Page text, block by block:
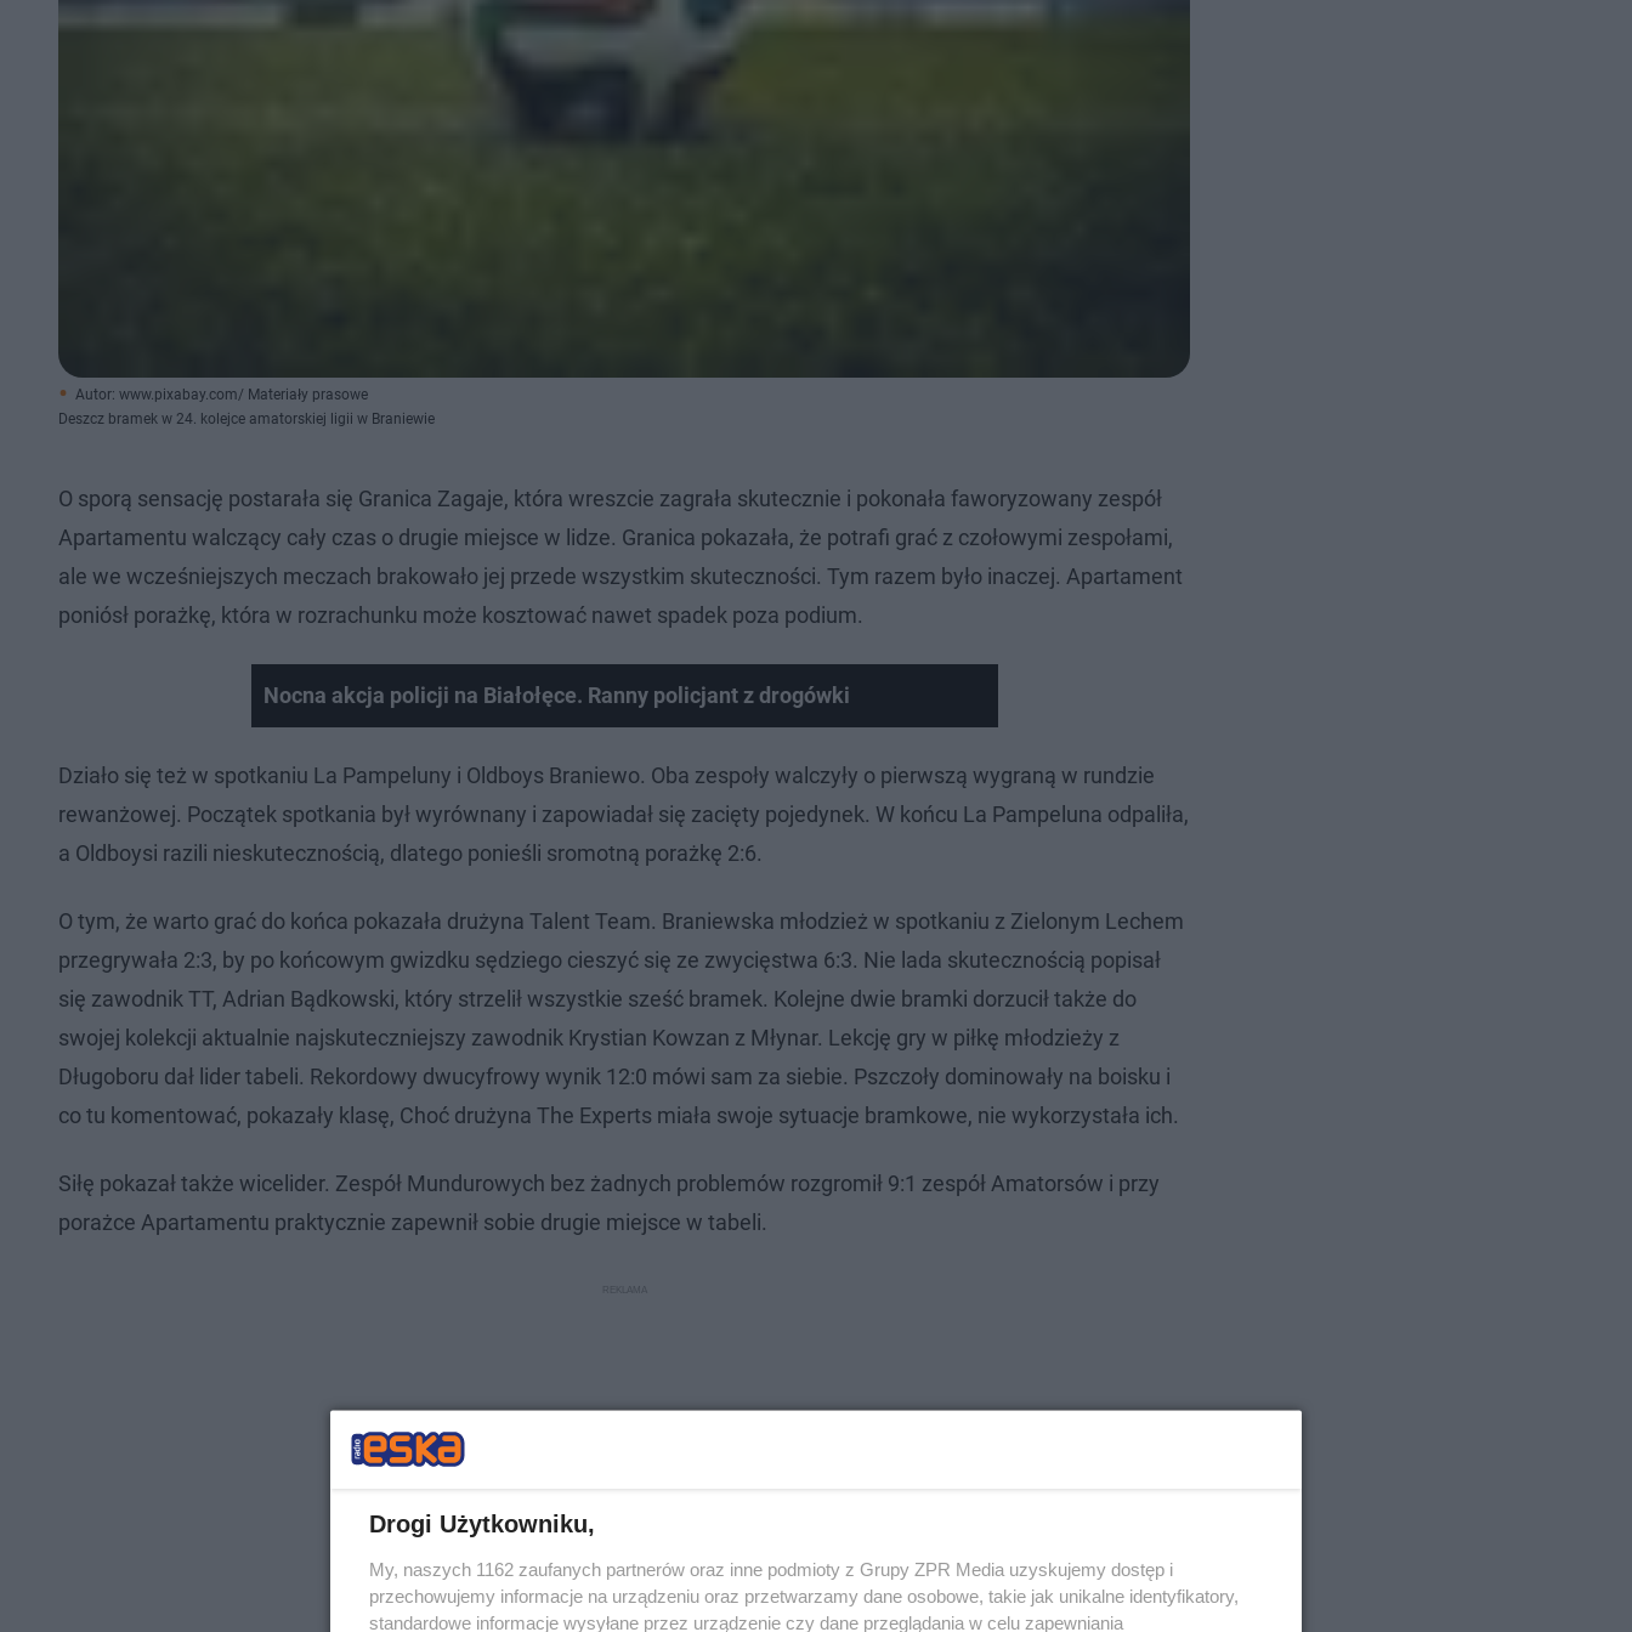
Autor: www.pixabay.com/ Materiały prasowe
Deszcz bramek w 24. kolejce amatorskiej ligii w Braniewie
O sporą sensację postarała się Granica Zagaje, która wreszcie zagrała skutecznie i pokonała faworyzowany zespół
Apartamentu walczący cały czas o drugie miejsce w lidze. Granica pokazała, że potrafi grać z czołowymi zespołami,
ale we wcześniejszych meczach brakowało jej przede wszystkim skuteczności. Tym razem było inaczej. Apartament
poniósł porażkę, która w rozrachunku może kosztować nawet spadek poza podium.
Nocna akcja policji na Białołęce. Ranny policjant z drogówki
Działo się też w spotkaniu La Pampeluny i Oldboys Braniewo. Oba zespoły walczyły o pierwszą wygraną w rundzie
rewanżowej. Początek spotkania był wyrównany i zapowiadał się zacięty pojedynek. W końcu La Pampeluna odpaliła,
a Oldboysi razili nieskutecznością, dlatego ponieśli sromotną porażkę 2:6.
O tym, że warto grać do końca pokazała drużyna Talent Team. Braniewska młodzież w spotkaniu z Zielonym Lechem
przegrywała 2:3, by po końcowym gwizdku sędziego cieszyć się ze zwycięstwa 6:3. Nie lada skutecznością popisał
się zawodnik TT, Adrian Bądkowski, który strzelił wszystkie sześć bramek. Kolejne dwie bramki dorzucił także do
swojej kolekcji aktualnie najskuteczniejszy zawodnik Krystian Kowzan z Młynar. Lekcję gry w piłkę młodzieży z
Długoboru dał lider tabeli. Rekordowy dwucyfrowy wynik 12:0 mówi sam za siebie. Pszczoły dominowały na boisku i
co tu komentować, pokazały klasę, Choć drużyna The Experts miała swoje sytuacje bramkowe, nie wykorzystała ich.
Siłę pokazał także wicelider. Zespół Mundurowych bez żadnych problemów rozgromił 9:1 zespół Amatorsów i przy
porażce Apartamentu praktycznie zapewnił sobie drugie miejsce w tabeli.
Drogi Użytkowniku,
My, naszych 1162 zaufanych partnerów oraz inne podmioty z Grupy ZPR Media uzyskujemy dostęp i
przechowujemy informacje na urządzeniu oraz przetwarzamy dane osobowe, takie jak unikalne identyfikatory,
standardowe informacje wysyłane przez urządzenie czy dane przeglądania w celu zapewniania